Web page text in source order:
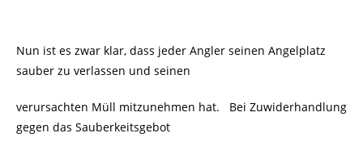
Nun ist es zwar klar, dass jeder Angler seinen Angelplatz
sauber zu verlassen und seinen
verursachten Müll mitzunehmen hat. Bei Zuwiderhandlung
gegen das Sauberkeitsgebot